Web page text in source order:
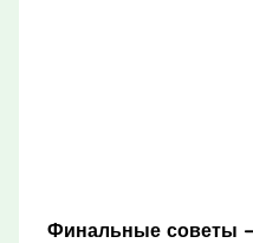
Финальные советы